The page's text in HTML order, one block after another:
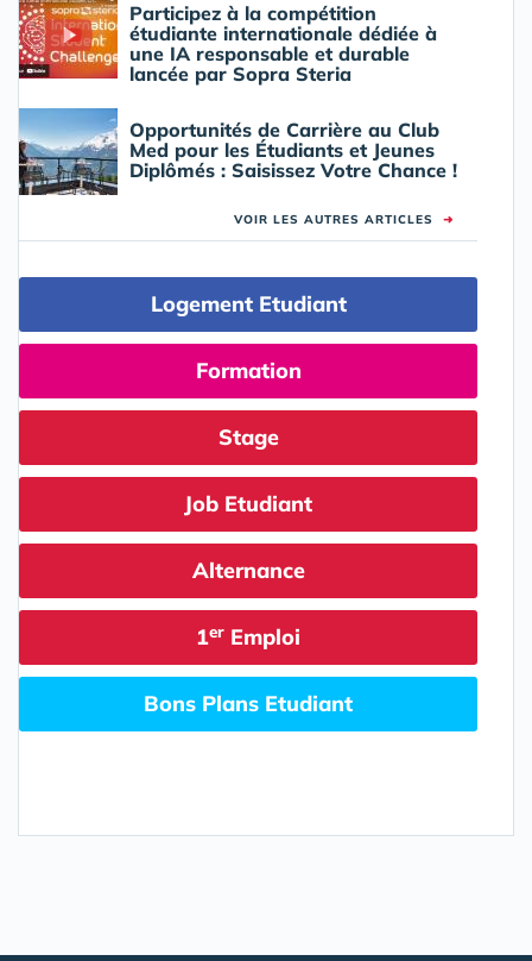
Participez à la compétition
étudiante internationale dédiée à
une IA responsable et durable
lancée par Sopra Steria
Opportunités de Carrière au Club
Med pour les Étudiants et Jeunes
Diplômés : Saisissez Votre Chance !
VOIR LES AUTRES ARTICLES ➜
Logement Etudiant
Formation
Stage
Job Etudiant
Alternance
1er Emploi
Bons Plans Etudiant